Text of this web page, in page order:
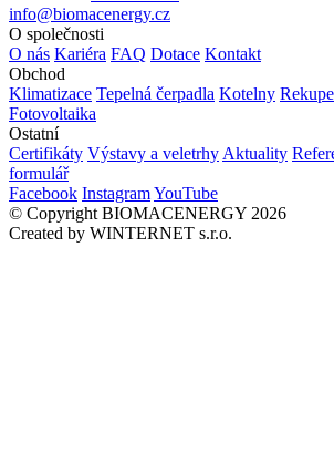
info@biomacenergy.cz
O společnosti
O nás Kariéra FAQ Dotace Kontakt
Obchod
Klimatizace Tepelná čerpadla Kotelny
Fotovoltaika
Ostatní
Certifikáty Výstavy a veletrhy Aktuality
formulář
Facebook InstagramYouTube
© Copyright BIOMACENERGY 2026
Created by WINTERNET s.r.o.